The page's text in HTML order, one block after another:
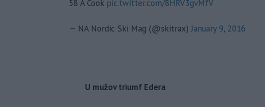
58 A Cook pic.twitter.com/8HRV3gvMfV
— NA Nordic Ski Mag (@skitrax)January 9, 2016
U mužov triumf Edera